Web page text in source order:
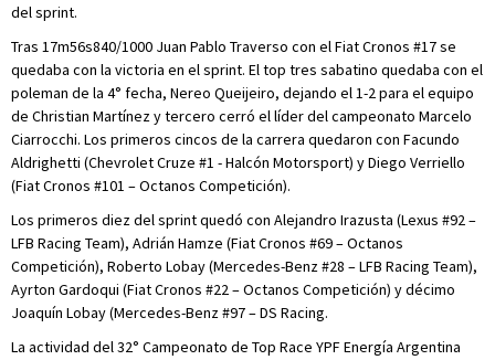
del sprint.
Tras 17m56s840/1000 Juan Pablo Traverso con el Fiat Cronos #17 se
quedaba con la victoria en el sprint. El top tres sabatino quedaba con el
poleman de la 4° fecha, Nereo Queijeiro, dejando el 1-2 para el equipo
de Christian Martínez y tercero cerró el líder del campeonato Marcelo
Ciarrocchi. Los primeros cincos de la carrera quedaron con Facundo
Aldrighetti (Chevrolet Cruze #1 - Halcón Motorsport) y Diego Verriello
(Fiat Cronos #101 – Octanos Competición).
Los primeros diez del sprint quedó con Alejandro Irazusta (Lexus #92 –
LFB Racing Team), Adrián Hamze (Fiat Cronos #69 – Octanos
Competición), Roberto Lobay (Mercedes-Benz #28 – LFB Racing Team),
Ayrton Gardoqui (Fiat Cronos #22 – Octanos Competición) y décimo
Joaquín Lobay (Mercedes-Benz #97 – DS Racing.
La actividad del 32° Campeonato de Top Race YPF Energía Argentina